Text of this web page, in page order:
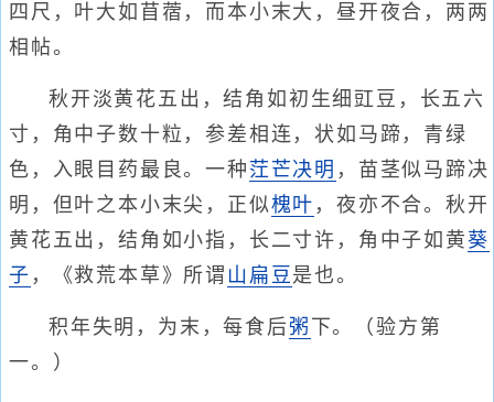
四尺，叶大如苜蓿，而本小末大，昼开夜合，两两
相帖。
秋开淡黄花五出，结角如初生细豇豆，长五六
寸，角中子数十粒，参差相连，状如马蹄，青绿
色，入眼目药最良。一种 茳芒决明 ，苗茎似马蹄决
明，但叶之本小末尖，正似槐叶 ，夜亦不合。秋开
黄花五出，结角如小指，长二寸许，角中子如黄葵
子 ，《救荒本草》所谓 山扁豆是也。
积年失明，为末，每食后粥 下。（验方第
一。）